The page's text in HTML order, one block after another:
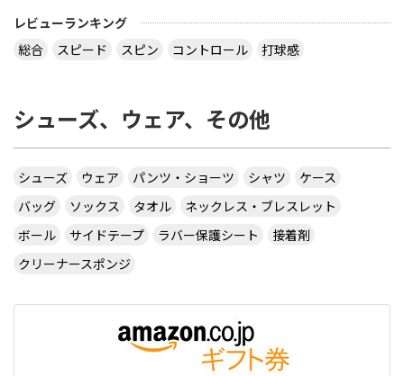
レビューランキング
総合
スピード スピン コントロール 打球感
シューズ、ウェア、その他
シューズ ウェア パンツ・ショーツ シャツ
ケース
バッグ
ソックス タオル
ネックレス・ブレスレット
ボール
サイドテープ ラバー保護シート
接着剤
クリーナースポンジ